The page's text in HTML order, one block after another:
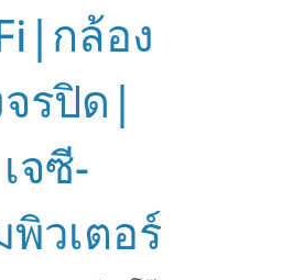
กล้อง
รปิด|
เจซี-
วเตอร์